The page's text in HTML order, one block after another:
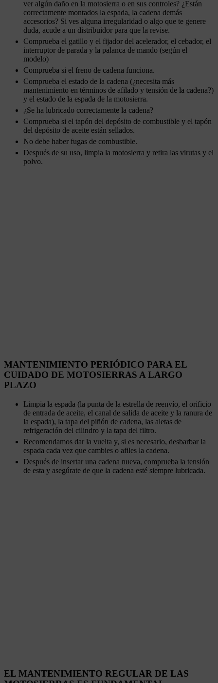
ver algún daño en la motosierra o en sus controles? ¿Están
correctamente montados la espada, la cadena demás
accesorios? Si ves alguna irregularidad o algo que te genere
duda, acude a un distribuidor para que la revise.
Comprueba el gatillo y el fijador del acelerador, el cebador, el
interruptor de parada y la palanca de mando (según el
modelo)
Comprueba si el freno de cadena funciona.
Comprueba el estado de la cadena (¿necesita más
mantenimiento en términos de afilado y tensión de la cadena?)
y el estado de la espada de la motosierra.
¿Se ha lubricado correctamente la cadena?
Comprueba si el tapón del depósito de combustible y el tapón
del depósito de aceite están sellados.
No debe haber fugas de combustible.
Después de su uso, limpia la motosierra y retira las virutas y el
polvo.
MANTENIMIENTO PERIÓDICO PARA EL
CUIDADO DE MOTOSIERRAS A LARGO
PLAZO
Limpia la espada (la punta de la estrella de reenvío, el orificio
de entrada de aceite, el canal de salida de aceite y la ranura de
la espada), la tapa del piñón de cadena, las aletas de
refrigeración del cilindro y la tapa del filtro.
Recomendamos dar la vuelta y, si es necesario, desbarbar la
espada cada vez que cambies o afiles la cadena.
Después de insertar una cadena nueva, comprueba la tensión
de esta y asegúrate de que la cadena esté siempre lubricada.
EL MANTENIMIENTO REGULAR DE LAS